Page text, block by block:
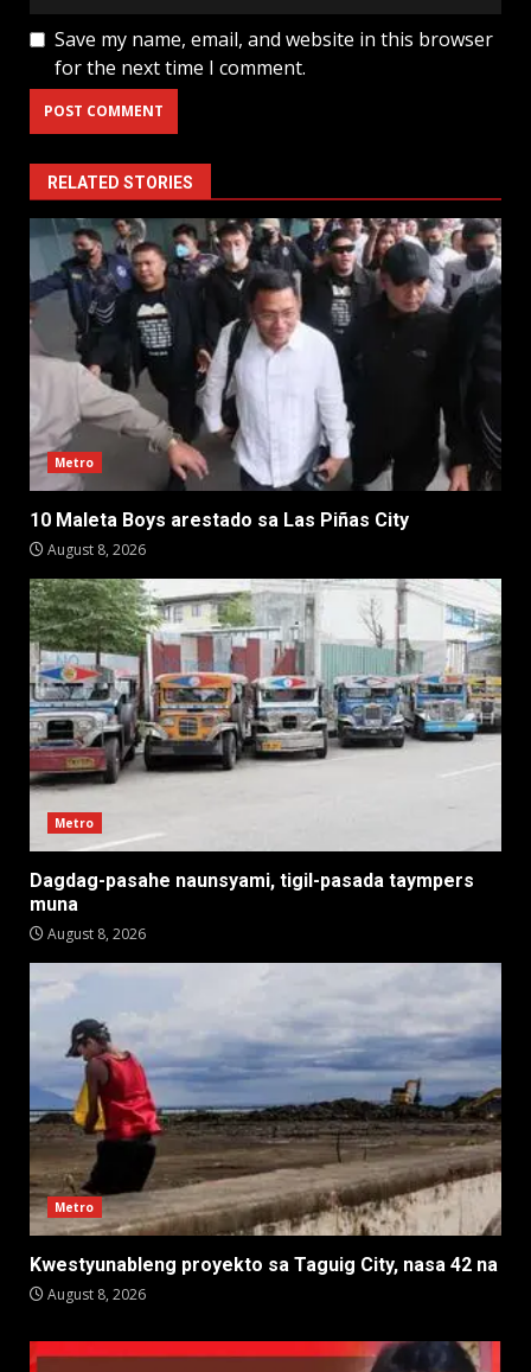
Save my name, email, and website in this browser
for the next time I comment.
RELATED STORIES
Metro
10 Maleta Boys arestado sa Las Piñas City
August 8, 2026
Metro
Dagdag-pasahe naunsyami, tigil-pasada taympers
muna
August 8, 2026
Metro
Kwestyunableng proyekto sa Taguig City, nasa 42 na
August 8, 2026